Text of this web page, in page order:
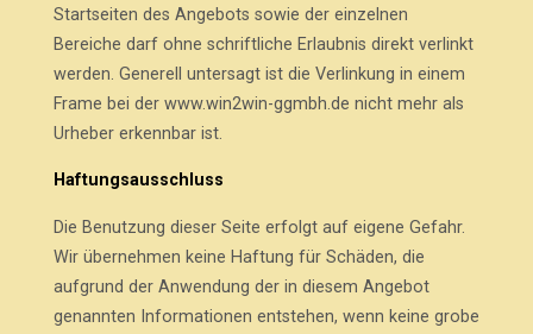
Startseiten des Angebots sowie der einzelnen
Bereiche darf ohne schriftliche Erlaubnis direkt verlinkt
werden. Generell untersagt ist die Verlinkung in einem
Frame bei der www.win2win-ggmbh.de nicht mehr als
Urheber erkennbar ist.
Haftungsausschluss
Die Benutzung dieser Seite erfolgt auf eigene Gefahr.
Wir übernehmen keine Haftung für Schäden, die
aufgrund der Anwendung der in diesem Angebot
genannten Informationen entstehen, wenn keine grobe